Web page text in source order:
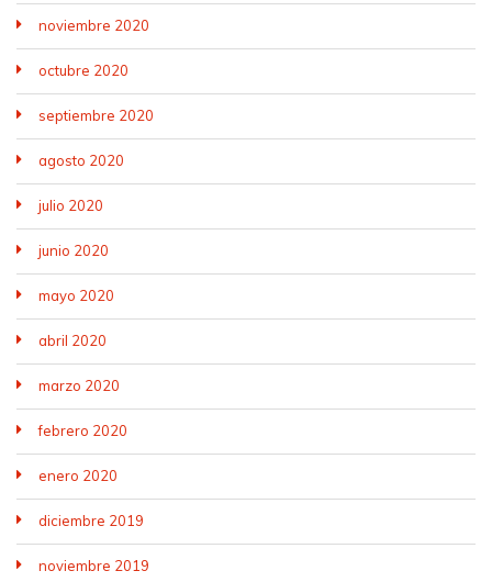
noviembre 2020
octubre 2020
septiembre 2020
agosto 2020
julio 2020
junio 2020
mayo 2020
abril 2020
marzo 2020
febrero 2020
enero 2020
diciembre 2019
noviembre 2019